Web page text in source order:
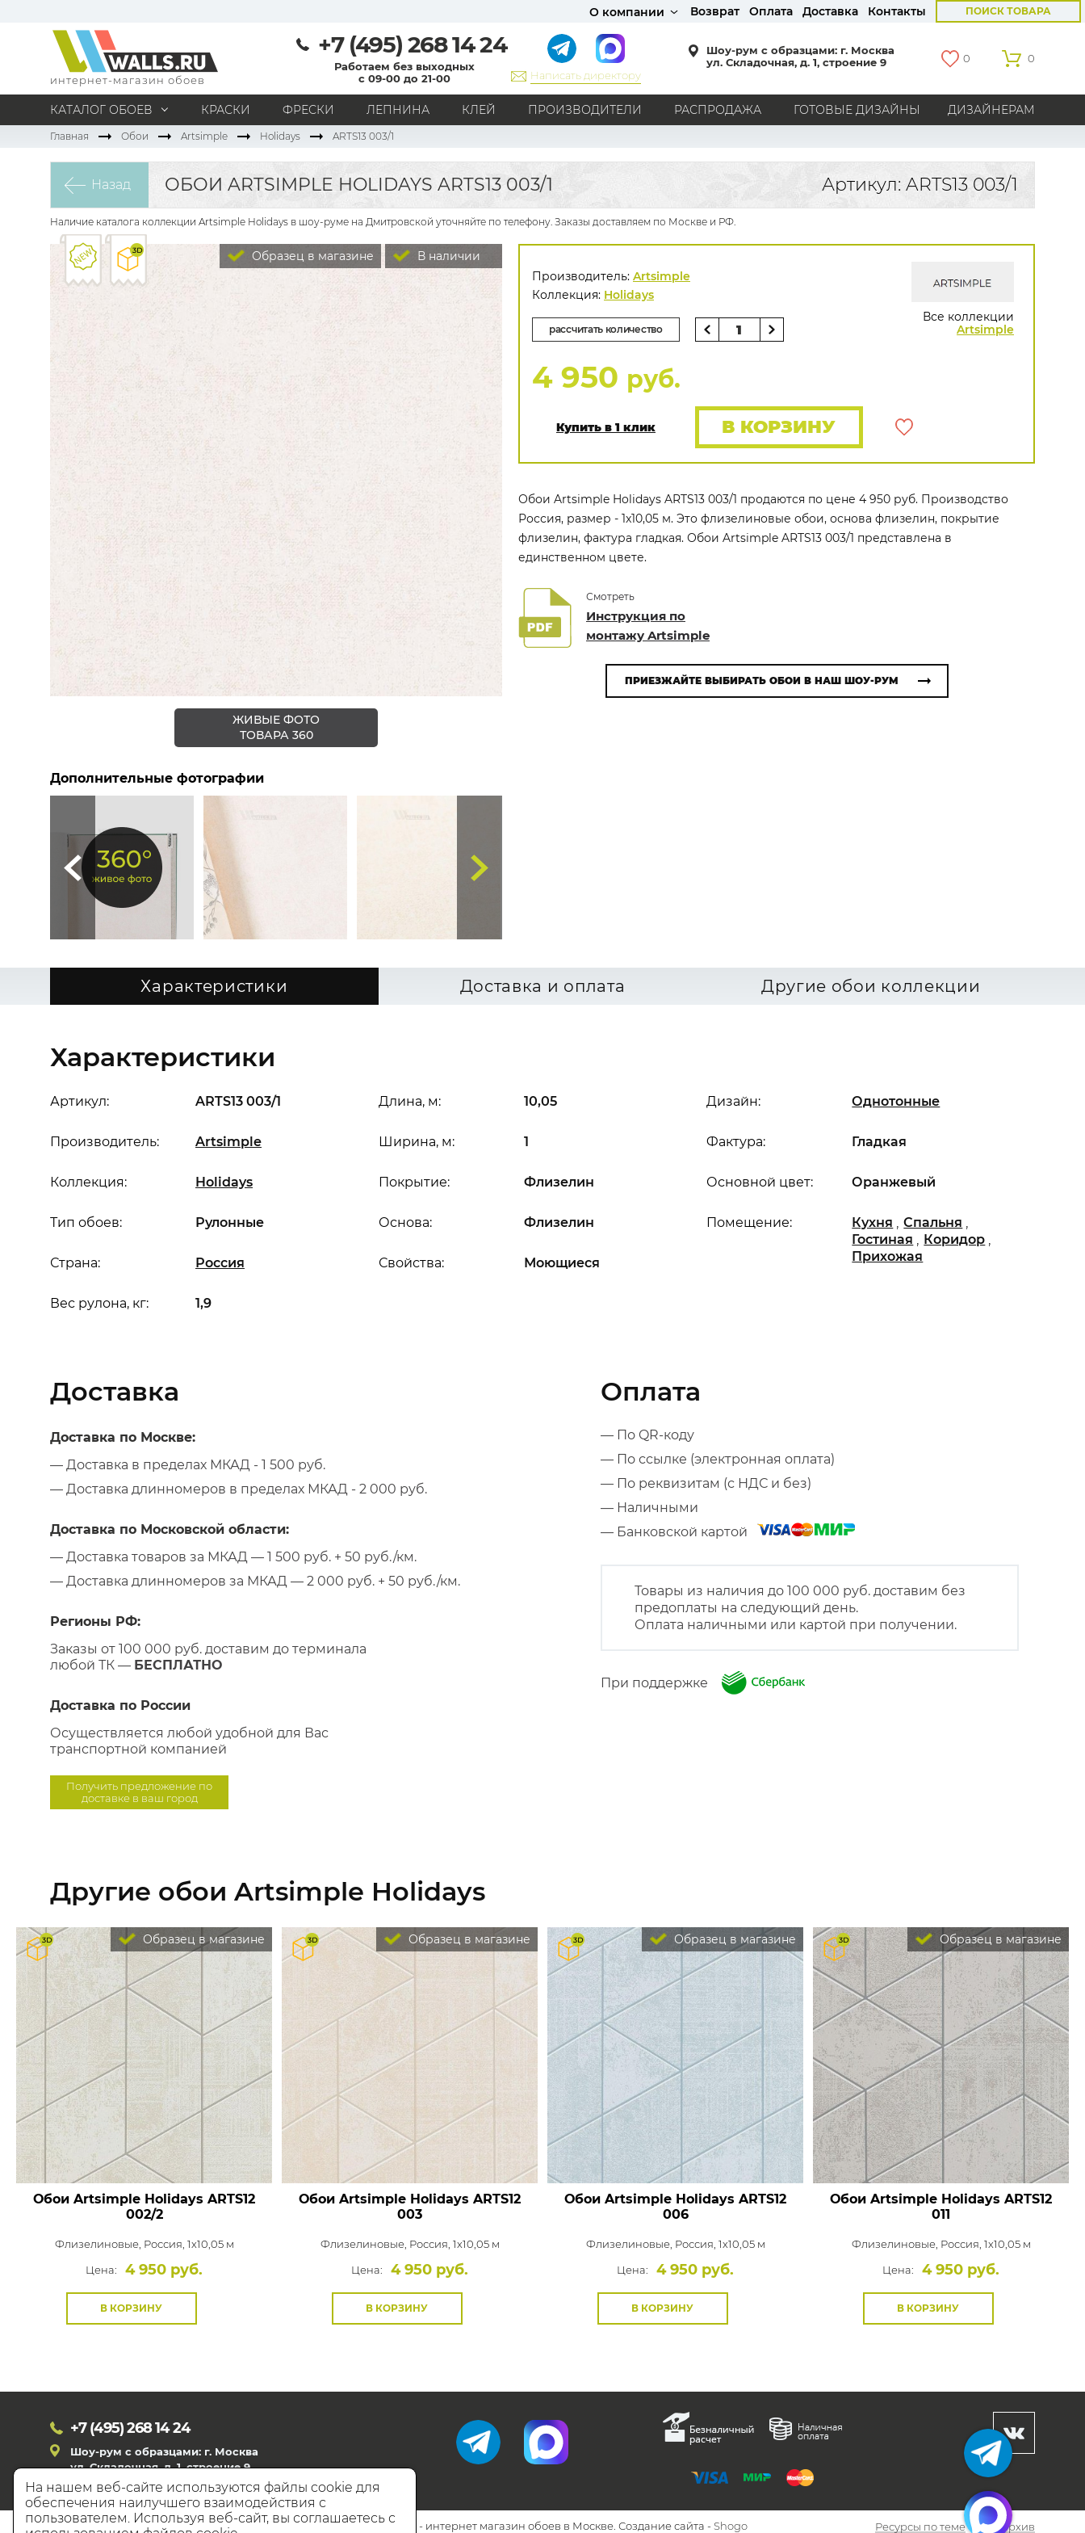
О компании Возврат Оплата Доставка Контакты ПОИСК ТОВАРА
интернет-магазин обоев
+7 (495) 268 14 24
Работаем без выходных
с 09-00 до 21-00
Написать директору
Шоу-рум с образцами: г. Москва
ул. Складочная, д. 1, строение 9
0 0
КАТАЛОГ ОБОЕВ КРАСКИ ФРЕСКИ ЛЕПНИНА КЛЕЙ ПРОИЗВОДИТЕЛИ РАСПРОДАЖА ГОТОВЫЕ ДИЗАЙНЫ ДИЗАЙНЕРАМ
МАТЕРИАЛ
Под покраску
Натуральные
Флизелиновые
Виниловые
Бумажные
Текстильные
СТИЛЬ
Кантри
Модерн Прованс Хай-тек
Лофт
Классика
Английский стиль
Америка
Англия Бельгия
Германия
Голландия
Италия Россия Все страны
ПОМЕЩЕНИЕ
Кабинет
Коридор
Гостиная
Спальня
РИСУНОК
Граффити
Карта мира
Под кирпич
С надписями
Однотонные
Геометрический рисунок
Цветы
Дамаск
Все рисунки
БРЕНДЫ
Zambaiti
AS Creation
Hygge Roll
Grandeco
ПОКАЗАТЬ ВСЕ ОБОИ
Главная Обои Artsimple Holidays ARTS13 003/1
Назад ОБОИ ARTSIMPLE HOLIDAYS ARTS13 003/1 Артикул: ARTS13 003/1
Наличие каталога коллекции Artsimple Holidays в шоу-руме на Дмитровской уточняйте по телефону. Заказы доставляем по Москве и РФ.
В наличии
Образец в магазине
ЖИВЫЕ ФОТО
ТОВАРА 360
Дополнительные фотографии
Все коллекции
Artsimple
Производитель: Artsimple
Коллекция: Holidays
рассчитать количество
4 950 руб.
Купить в 1 клик В КОРЗИНУ
Обои Artsimple Holidays ARTS13 003/1 продаются по цене 4 950 руб. Производство
Россия, размер - 1x10,05 м. Это флизелиновые обои, основа флизелин, покрытие
флизелин, фактура гладкая. Обои Artsimple ARTS13 003/1 представлена в
единственном цвете.
Смотреть
Инструкция по
монтажу Artsimple
ПРИЕЗЖАЙТЕ ВЫБИРАТЬ ОБОИ В НАШ ШОУ-РУМ
Характеристики Доставка и оплата Другие обои коллекции
Характеристики
Артикул: ARTS13 003/1
Производитель: Artsimple
Коллекция: Holidays
Длина, м: 10,05
Ширина, м: 1
Вес рулона, кг: 1,9
Основной цвет: Оранжевый
Свойства: Моющиеся
Дизайн: Однотонные
Основа: Флизелин
Покрытие: Флизелин
Помещение: Кухня ,Спальня ,
Гостиная , Коридор ,
Прихожая
Страна: Россия
Тип обоев: Рулонные
Фактура: Гладкая
Доставка
Доставка по Москве:
— Доставка в пределах МКАД - 1 500 руб.
— Доставка длинномеров в пределах МКАД - 2 000 руб.
Доставка по Московской области:
— Доставка товаров за МКАД — 1 500 руб. + 50 руб./км.
— Доставка длинномеров за МКАД — 2 000 руб. + 50 руб./км.
Регионы РФ:
Заказы от 100 000 руб. доставим до терминала
любой ТК — БЕСПЛАТНО
Доставка по России
Осуществляется любой удобной для Вас
транспортной компанией
Получить предложение по
доставке в ваш город
Оплата
— По QR-коду
— По ссылке (электронная оплата)
— По реквизитам (с НДС и без)
— Наличными
— Банковской картой
Товары из наличия до 100 000 руб. доставим без
предоплаты на следующий день.
Оплата наличными или картой при получении.
При поддержке
Другие обои Artsimple Holidays
Образец в магазине
Обои Artsimple Holidays ARTS12
002/2
Флизелиновые, Россия, 1x10,05 м
Цена:
4 950 руб.
В КОРЗИНУ
Образец в магазине
Обои Artsimple Holidays ARTS12
003
Флизелиновые, Россия, 1x10,05 м
Цена:
4 950 руб.
В КОРЗИНУ
Образец в магазине
Обои Artsimple Holidays ARTS12
006
Флизелиновые, Россия, 1x10,05 м
Цена:
4 950 руб.
В КОРЗИНУ
Образец в магазине
Обои Artsimple Holidays ARTS12
011
Флизелиновые, Россия, 1x10,05 м
Цена:
4 950 руб.
В КОРЗИНУ
+7 (495)268 14 24
Шоу-рум с образцами: г. Москва
ул. Складочная, д. 1, строение 9
© 2026 Walls.ru - интернет магазин обоев в Москве. Создание сайта - Shogo Ресурсы по теме Архив
На нашем веб-сайте используются файлы cookie для
обеспечения наилучшего взаимодействия с
пользователем. Используя веб-сайт, вы соглашаетесь с